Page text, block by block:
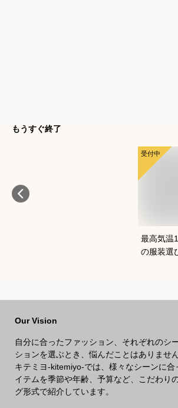
もうすぐ終了
受付中
最高気温
の服装選
Our Vision
自分に合ったファッション、それぞれのシ
ションを選ぶとき、悩んだことはありませ
キテミヨ-kitemiyo-では、様々なシーンに合
イテムを季節や年齢、予算など、こだわり
グ形式で紹介しています。